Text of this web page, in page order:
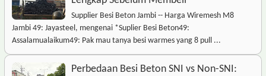
Supplier Besi Beton Jambi -- Harga Wiremesh M8
Jambi 49: Jayasteel, mengenai *Suplier Besi Beton49:
Assalamualaikum49: Pak mau tanya besi warmes yang 8 pull ...
Perbedaan Besi Beton SNI vs Non-SNI: